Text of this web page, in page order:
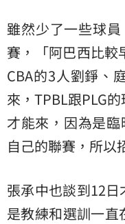
雖然少了一些球
賽，「阿巴西比較
CBA的3人劉錚、
來，TPBL跟PLG
才能來，因為是臨
自己的聯賽，所以
張承中也談到12
是教練和選訓一